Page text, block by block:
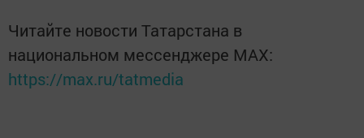
Читайте новости Татарстана в
национальном мессенджере MАХ:
https://max.ru/tatmedia